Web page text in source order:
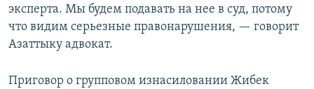
эксперта. Мы будем подавать на нее в суд, потому
что видим серьезные правонарушения, — говорит
Азаттыку адвокат.
Приговор о групповом изнасиловании Жибек